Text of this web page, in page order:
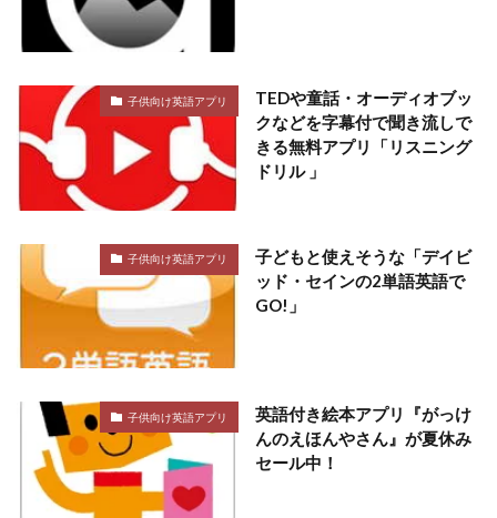
子供向け英語アプリ
TEDや童話・オーディオブッ
クなどを字幕付で聞き流しで
きる無料アプリ「リスニング
ドリル 」
子供向け英語アプリ
子どもと使えそうな「デイビ
ッド・セインの2単語英語で
GO!」
子供向け英語アプリ
英語付き絵本アプリ『がっけ
んのえほんやさん』が夏休み
セール中！